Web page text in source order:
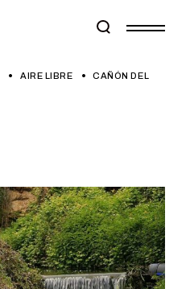
AIRE LIBRE
CAÑÓN DEL